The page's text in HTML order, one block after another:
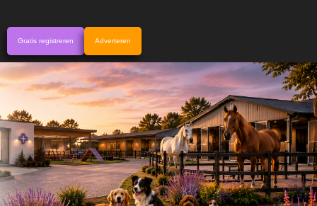
Gratis registreren Adverteren